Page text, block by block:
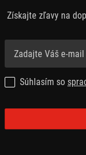
Získajte zľavy na
Súhlasím so